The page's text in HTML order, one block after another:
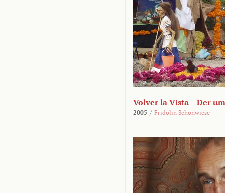
Volver la Vista – Der
2005 / Fridolin Schönwiese